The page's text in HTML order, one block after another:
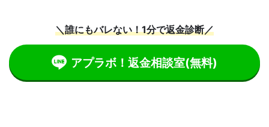
＼誰にもバレない！1分で返金診断／
アプラボ！返金相談室(無料)